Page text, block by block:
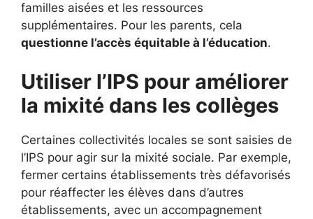
familles aisées et les ressources
supplémentaires. Pour les parents, cela
questionne l’accès équitable à l’éducation.
Utiliser l’IPS pour améliorer
la mixité dans les collèges
Certaines collectivités locales se sont saisies de
l’IPS pour agir sur la mixité sociale. Par exemple,
fermer certains établissements très défavorisés
pour réaffecter les élèves dans d’autres
établissements, avec un accompagnement